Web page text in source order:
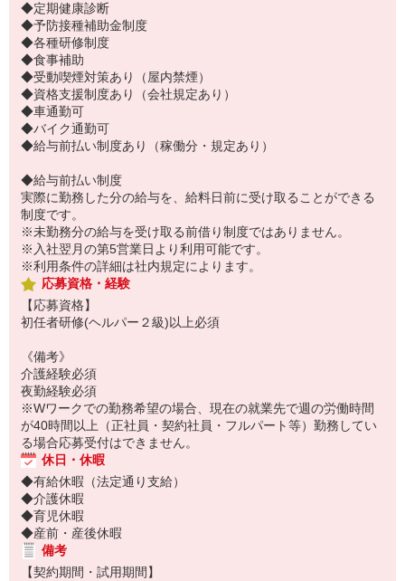
◆定期健康診断
◆予防接種補助金制度
◆各種研修制度
◆食事補助
◆受動喫煙対策あり（屋内禁煙）
◆資格支援制度あり（会社規定あり）
◆車通勤可
◆バイク通勤可
◆給与前払い制度あり（稼働分・規定あり）
◆給与前払い制度
実際に勤務した分の給与を、給料日前に受け取ることができる
制度です。
※未勤務分の給与を受け取る前借り制度ではありません。
※入社翌月の第5営業日より利用可能です。
※利用条件の詳細は社内規定によります。
応募資格・経験
【応募資格】
初任者研修(ヘルパー２級)以上必須
《備考》
介護経験必須
夜勤経験必須
※Wワークでの勤務希望の場合、現在の就業先で週の労働時間
が40時間以上（正社員・契約社員・フルパート等）勤務してい
る場合応募受付はできません。
休日・休暇
◆有給休暇（法定通り支給）
◆介護休暇
◆育児休暇
◆産前・産後休暇
備考
【契約期間・試用期間】